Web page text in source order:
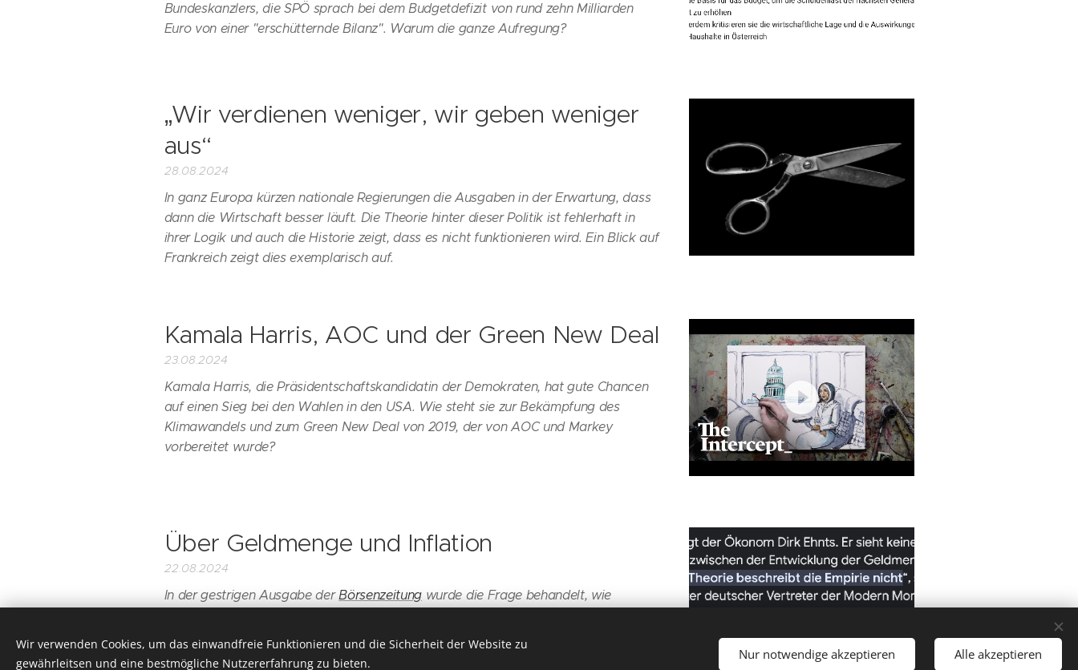
Bundeskanzlers, die SPÖ sprach bei dem Budgetdefizit von rund zehn Milliarden
Euro von einer "erschütternde Bilanz". Warum die ganze Aufregung?
„Wir verdienen weniger, wir geben weniger
aus“
28.08.2024
In ganz Europa kürzen nationale Regierungen die Ausgaben in der Erwartung, dass
dann die Wirtschaft besser läuft. Die Theorie hinter dieser Politik ist fehlerhaft in
ihrer Logik und auch die Historie zeigt, dass es nicht funktionieren wird. Ein Blick auf
Frankreich zeigt dies exemplarisch auf.
Kamala Harris, AOC und der Green New Deal
23.08.2024
Kamala Harris, die Präsidentschaftskandidatin der Demokraten, hat gute Chancen
auf einen Sieg bei den Wahlen in den USA. Wie steht sie zur Bekämpfung des
Klimawandels und zum Green New Deal von 2019, der von AOC und Markey
vorbereitet wurde?
Über Geldmenge und Inflation
22.08.2024
In der gestrigen Ausgabe derBörsenzeitung wurde die Frage behandelt, wie
Verbindung von Geldmengenerhöhungen gibt hin zu höheren Inflationsraten.
Wir verwenden Cookies, um das einwandfreie Funktionieren und die Sicherheit der Website zu
gewährleitsen und eine bestmögliche Nutzererfahrung zu bieten.
Nur notwendige akzeptieren Alle akzeptieren